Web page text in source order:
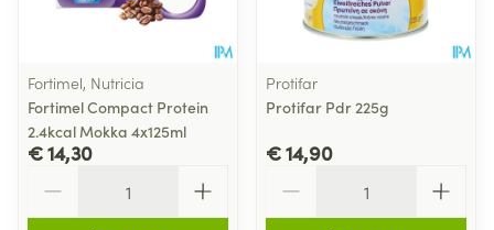
Fortimel, Nutricia
Fortimel Compact Protein
2.4kcal Mokka 4x125ml
€ 14,30
Protifar
Protifar Pdr 225g
€ 14,90